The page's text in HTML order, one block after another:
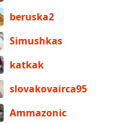
beruska2
Simushkas
katkak
slovakovairca95
Ammazonic